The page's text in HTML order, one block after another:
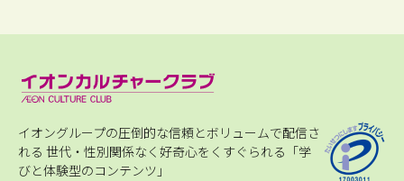
イオングループの圧倒的な信頼とボリュームで配信さ
れる 世代・性別関係なく好奇心をくすぐられる「学
びと体験型のコンテンツ」